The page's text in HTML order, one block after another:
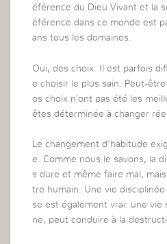
éférence du Dieu Vivant et la
éférence dans ce monde est
ans tous les domaines.
Oui, des choix. Il est parfois
e choisir le plus sain. Peut-
os choix n’ont pas été les
êtes déterminée à changer
Le changement d’habitude
e. Comme nous le savons, la
s dure et même faire mal,
tre humain. Une vie disciplinée
se est également vrai: une vie
ne, peut conduire à la